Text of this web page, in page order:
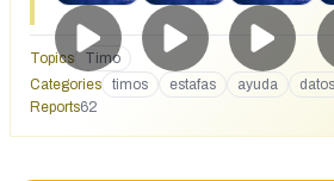
teléfono. La parte peligrosa: Cuando contestas el teléfono, a
menudo ya hay una videollamada,
pantalla o un sistema de
Alguien al otro lado te está
ayudando, pero en realidad estás
quieren tu dinero, te quieren a ti. Si tocas el teléfono (huella
Topics Timo
Categories
timos estafas ayuda
Reports62